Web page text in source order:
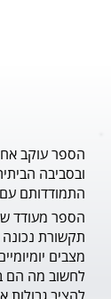
הספר עוקב
ובסביבה
התמודדותם